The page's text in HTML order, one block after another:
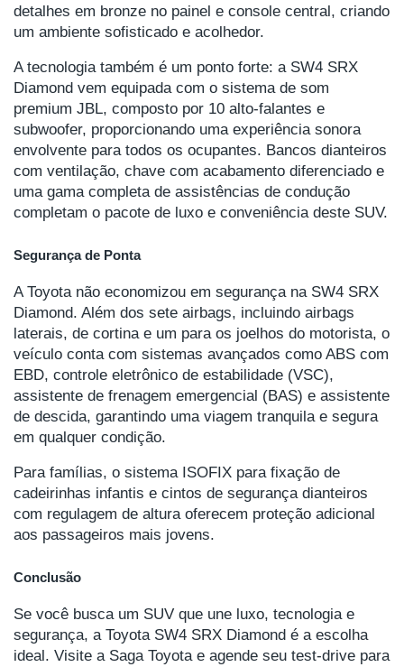
detalhes em bronze no painel e console central, criando
um ambiente sofisticado e acolhedor.
A tecnologia também é um ponto forte: a SW4 SRX
Diamond vem equipada com o sistema de som
premium JBL, composto por 10 alto-falantes e
subwoofer, proporcionando uma experiência sonora
envolvente para todos os ocupantes. Bancos dianteiros
com ventilação, chave com acabamento diferenciado e
uma gama completa de assistências de condução
completam o pacote de luxo e conveniência deste SUV.
Segurança de Ponta
A Toyota não economizou em segurança na SW4 SRX
Diamond. Além dos sete airbags, incluindo airbags
laterais, de cortina e um para os joelhos do motorista, o
veículo conta com sistemas avançados como ABS com
EBD, controle eletrônico de estabilidade (VSC),
assistente de frenagem emergencial (BAS) e assistente
de descida, garantindo uma viagem tranquila e segura
em qualquer condição.
Para famílias, o sistema ISOFIX para fixação de
cadeirinhas infantis e cintos de segurança dianteiros
com regulagem de altura oferecem proteção adicional
aos passageiros mais jovens.
Conclusão
Se você busca um SUV que une luxo, tecnologia e
segurança, a Toyota SW4 SRX Diamond é a escolha
ideal. Visite a Saga Toyota e agende seu test-drive para